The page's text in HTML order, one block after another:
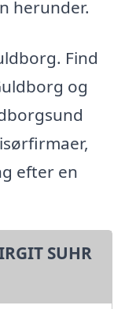
herunder.
Find
og
efter en
SUHR